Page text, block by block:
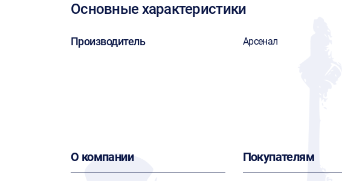
Основные характеристики
Производитель Арсенал
О компании Покупателям